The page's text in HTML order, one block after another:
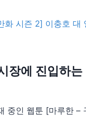
화 시즌 2] 이충호 대
장에 진입하
중인 웹툰 [마루한 –